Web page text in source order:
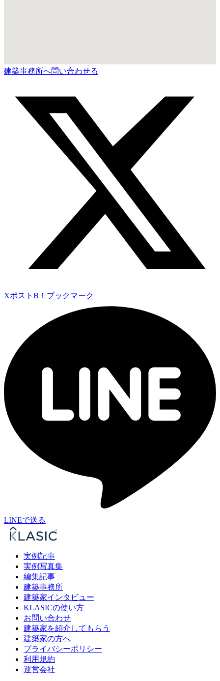
建築事務所へ問い合わせる
Xポスト B！ブックマーク
LINEで送る
実例記事
実例写真集
編集記事
建築事務所
建築家インタビュー
KLASICの使い方
お問い合わせ
建築家を紹介してもらう
建築家の方へ
プライバシーポリシー
利用規約
運営会社